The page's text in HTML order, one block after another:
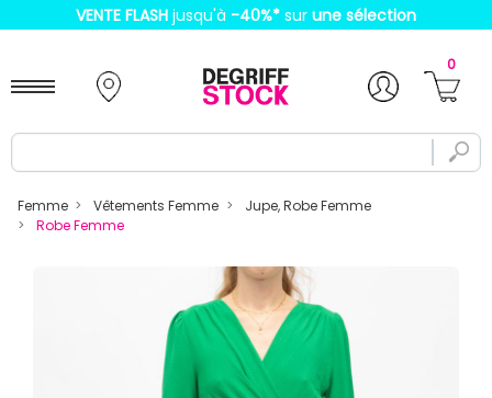
VENTE FLASH jusqu'à -40%* sur une sélection
0
Femme Vêtements Femme
Jupe, Robe Femme
Robe Femme